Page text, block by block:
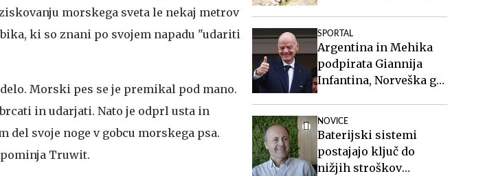
morskega sveta le nekaj metrov
ki so znani po svojem napadu "udariti
Morski pes se je premikal pod mano.
in udarjati. Nato je odprl usta in
del svoje noge v gobcu morskega psa.
Truwit.
SPORTAL
Argentina in Mehika
podpirata Giannija
Infantina, Norveška ga
NOVICE
Baterijski sistemi
postajajo ključ do
nižjih stroškov